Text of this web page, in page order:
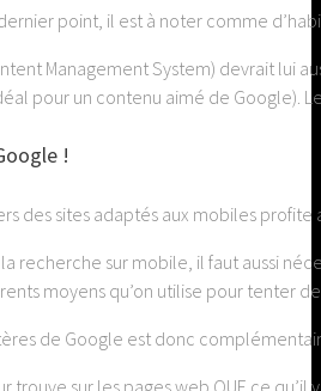
point, il est à noter comme
Management System) devrait lui
pour un contenu aimé de Google).
!
des sites adaptés aux mobiles profite
recherche sur mobile, il faut aussi
moyens qu’on utilise pour tenter
de Google est donc
trouve sur les pages web QUE ce